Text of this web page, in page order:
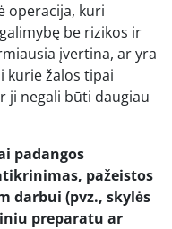
operacija, kuri
be rizikos ir
įvertina, ar yra
kurie žalos tipai
ji negali būti daugiau
padangos
pažeistos
darbui (pvz., skylės
preparatu ar